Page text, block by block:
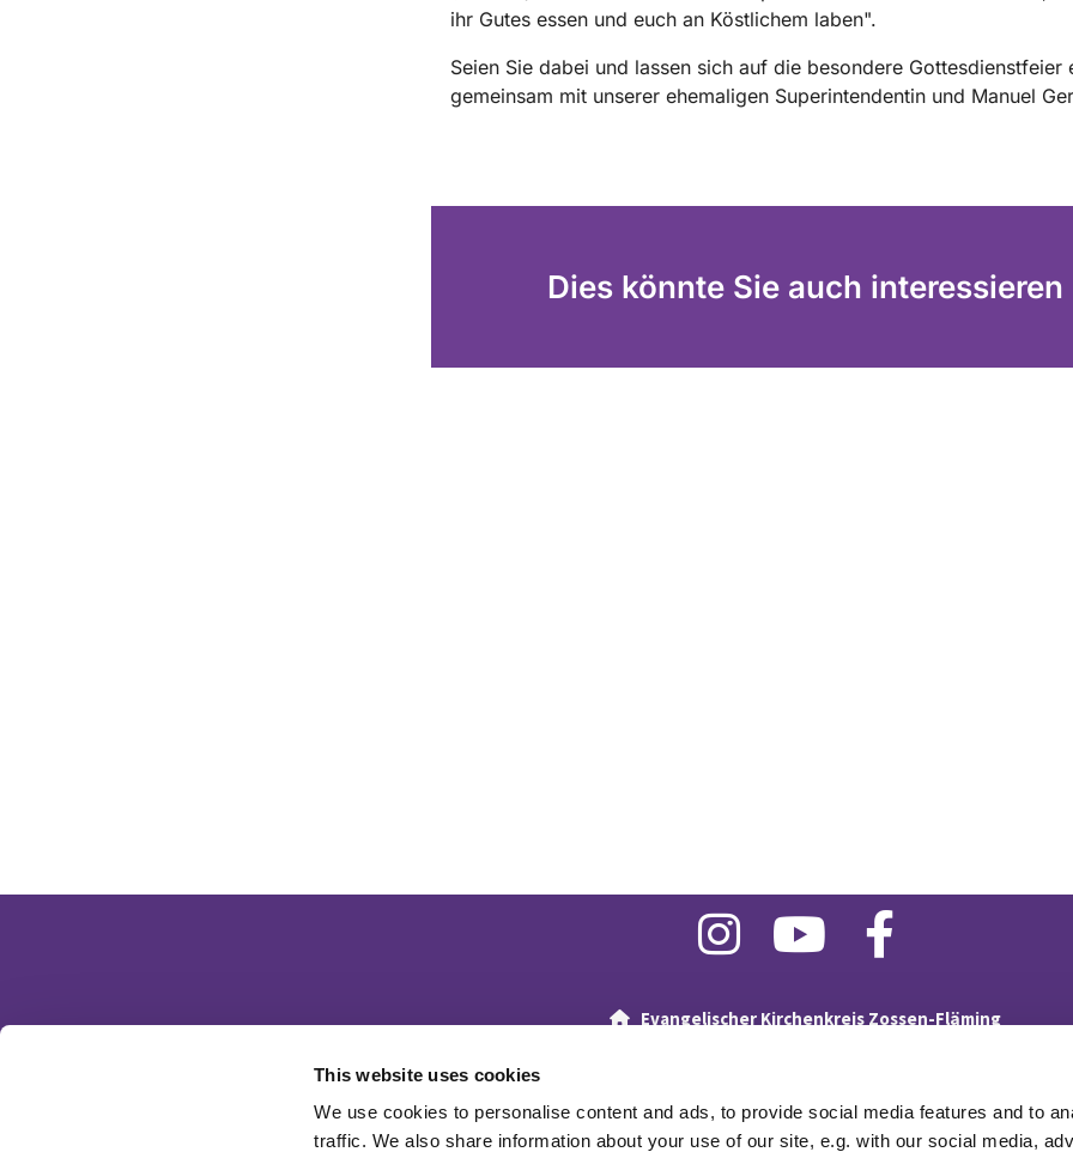
This website uses cookies
We use cookies to personalise content and ads, to provide social media features and to
traffic. We also share information about your use of our site, e.g. with our social media,
ihr Gutes essen und euch an Köstlichem laben".
Seien Sie dabei und lassen sich auf die besondere Gottesdienstfeier
gemeinsam mit unserer ehemaligen Superintendentin und Manuel
Dies könnte Sie auch interessieren
Evangelischer Kirchenkreis Zossen-Fläming
E-Mail: superintendentur(at)kkzf.de